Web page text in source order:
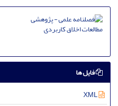
فایل ها